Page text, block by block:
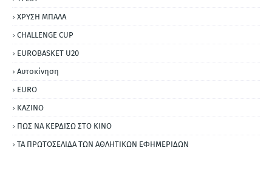
ΧΡΥΣΗ ΜΠΑΛΑ
CHALLENGE CUP
EUROBASKET U20
Αυτοκίνηση
ΕURO
ΚΑΖΙΝΟ
ΠΩΣ ΝΑ ΚΕΡΔΙΣΩ ΣΤΟ ΚΙΝΟ
ΤΑ ΠΡΩΤΟΣΕΛΙΔΑ ΤΩΝ ΑΘΛΗΤΙΚΩΝ ΕΦΗΜΕΡΙΔΩΝ